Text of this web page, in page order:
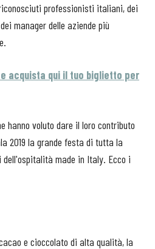
professionisti italiani, dei
manager delle aziende più
acquista qui il tuo biglietto per
hanno voluto dare il loro contributo
2019 la grande festa di tutta la
made in Italy. Ecco i
e cioccolato di alta qualità, la